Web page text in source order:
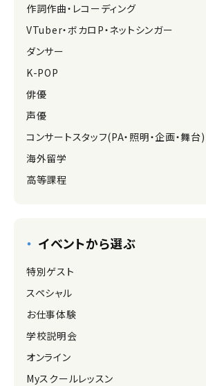
作詞作曲・レコーディング
VTuber・ボカロP・ネットシンガー
ダンサー
K-POP
俳優
声優
コンサートスタッフ(PA・照明・企画・舞
海外留学
高等課程
イベントから選ぶ
特別ゲスト
スペシャル
お仕事体験
学校説明会
オンライン
Myスクールレッスン